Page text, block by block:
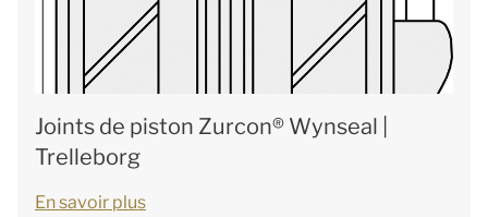
Joints de piston Zurcon® Wynseal |
Trelleborg
En savoir plus